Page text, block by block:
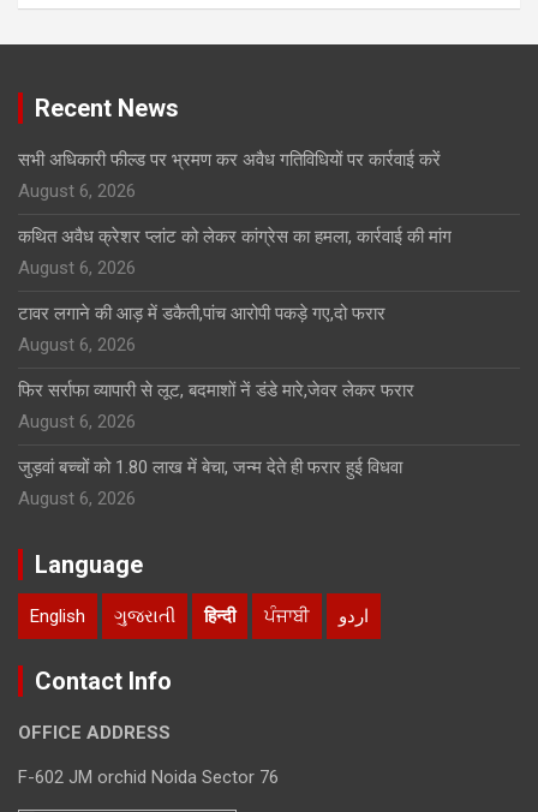
Click to Open Page
Recent News
सभी अधिकारी फील्ड पर भ्रमण कर अवैध गतिविधियों पर कार्रवाई करें
August 6, 2026
कथित अवैध क्रेशर प्लांट को लेकर कांग्रेस का हमला, कार्रवाई की मांग
August 6, 2026
टावर लगाने की आड़ में डकैती,पांच आरोपी पकड़े गए,दो फरार
August 6, 2026
फिर सर्राफा व्यापारी से लूट, बदमाशों नें डंडे मारे,जेवर लेकर फरार
August 6, 2026
जुड़वां बच्चों को 1.80 लाख में बेचा, जन्म देते ही फरार हुई विधवा
August 6, 2026
Language
English ગુજરાતી हिन्दी ਪੰਜਾਬੀ اردو
Contact Info
OFFICE ADDRESS
F-602 JM orchid Noida Sector 76